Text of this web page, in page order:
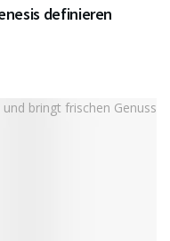
definieren